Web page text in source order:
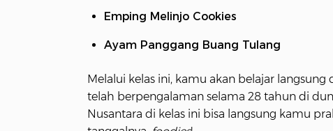
Emping Melinjo Cookies
Ayam Panggang Buang Tulang
Melalui kelas ini, kamu akan belajar langsung
telah berpengalaman selama 28 tahun di
Nusantara di kelas ini bisa langsung kamu